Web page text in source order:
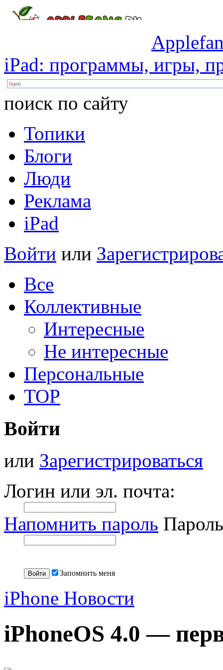
iPad: программы, игры,
поиск по сайту
Топики
Блоги
Люди
Реклама
iPad
Войти или
Все
Коллективные
Интересные
Не интересные
Персональные
TOP
Войти
или Зарегистрироваться
Логин или эл. почта:
Напомнить пароль
Запомнить меня
iPhone Новости
iPhoneOS 4.0 —